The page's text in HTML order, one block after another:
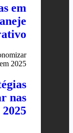
em
nas